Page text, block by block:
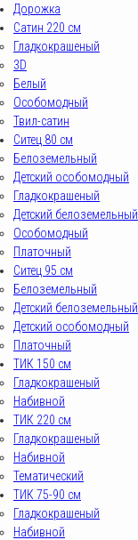
Дорожка
Сатин 220 см
Гладкокрашеный
3D
Белый
Особомодный
Твил-сатин
Ситец 80 см
Белоземельный
Детский особомодный
Гладкокрашеный
Детский белоземельный
Особомодный
Платочный
Ситец 95 см
Белоземельный
Детский белоземельный
Детский особомодный
Платочный
ТИК 150 см
Гладкокрашеный
Набивной
ТИК 220 см
Гладкокрашеный
Набивной
Тематический
ТИК 75-90 см
Гладкокрашеный
Набивной